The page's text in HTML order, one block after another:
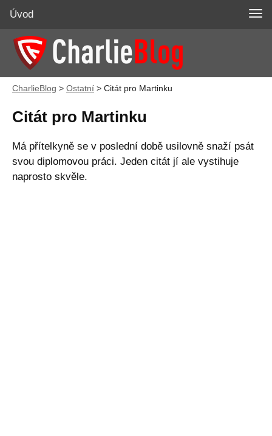
CharlieBlog > Ostatní > Citát pro Martinku
Citát pro Martinku
Má přítelkyně se v poslední době usilovně snaží psát
svou diplomovou práci. Jeden citát jí ale vystihuje
naprosto skvěle.
Úvod